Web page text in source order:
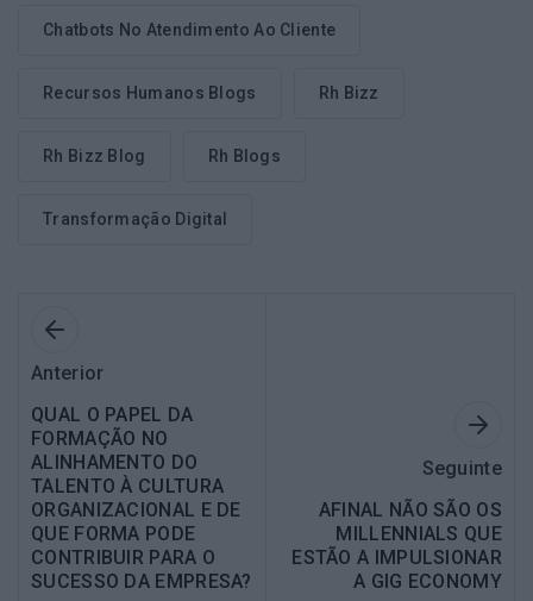
Chatbots No Atendimento Ao Cliente
Recursos Humanos Blogs Rh Bizz
Rh Bizz Blog Rh Blogs
Transformação Digital
Anterior
QUAL O PAPEL DA
FORMAÇÃO NO
ALINHAMENTO DO
TALENTO À CULTURA
ORGANIZACIONAL E DE
QUE FORMA PODE
CONTRIBUIR PARA O
SUCESSO DA EMPRESA?
Seguinte
AFINAL NÃO SÃO OS
MILLENNIALS QUE
ESTÃO A IMPULSIONAR
A GIG ECONOMY